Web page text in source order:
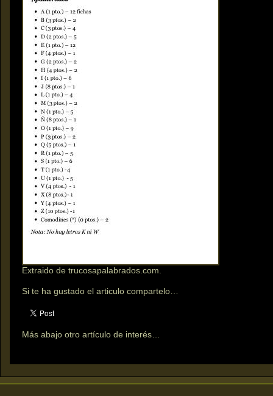
Extraido de trucosapalabrados.com.
Si te ha gustado el articulo compartelo…
Más abajo otro artículo de interés…